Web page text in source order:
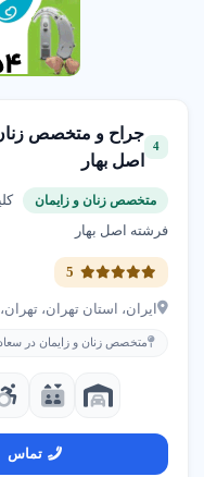
4
جراح و متخصص
اصل بهار
متخصص زنان و زایمان
فرشته اصل بهار
ایران، استان تهران، تهران،
متخصص زنان و زایمان در
تماس